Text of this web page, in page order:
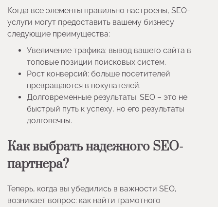
Когда все элементы правильно настроены, SEO-
услуги могут предоставить вашему бизнесу
следующие преимущества:
Увеличение трафика: вывод вашего сайта в
топовые позиции поисковых систем.
Рост конверсий: больше посетителей
превращаются в покупателей.
Долговременные результаты: SEO – это не
быстрый путь к успеху, но его результаты
долговечны.
Как выбрать надежного SEO-
партнера?
Теперь, когда вы убедились в важности SEO,
возникает вопрос: как найти грамотного